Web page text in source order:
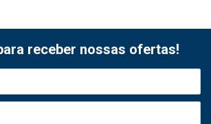
receber nossas ofertas!